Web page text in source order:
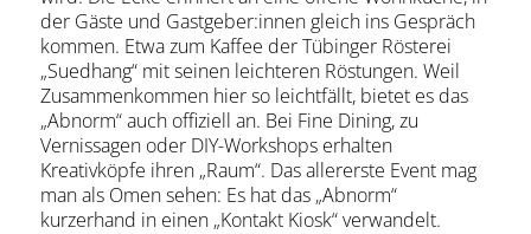
der Gäste und Gastgeber:innen gleich ins Gespräch
kommen. Etwa zum Kaffee der Tübinger Rösterei
„Suedhang“ mit seinen leichteren Röstungen. Weil
Zusammenkommen hier so leichtfällt, bietet es das
„Abnorm“ auch offiziell an. Bei Fine Dining, zu
Vernissagen oder DIY-Workshops erhalten
Kreativköpfe ihren „Raum“. Das allererste Event mag
man als Omen sehen: Es hat das „Abnorm“
kurzerhand in einen „Kontakt Kiosk“ verwandelt.